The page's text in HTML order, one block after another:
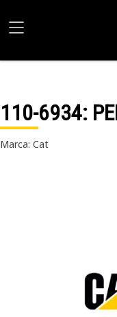
110-6934:
Marca: Cat